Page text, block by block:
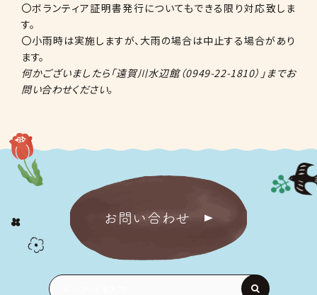
〇ボランティア証明書発行についてもできる限り対応致しま
す。
〇小雨時は実施しますが、大雨の場合は中止する場合があり
ます。
何かございましたら「遠賀川水辺館（0949-22-1810）」までお
問い合わせください。
お問い合わせ